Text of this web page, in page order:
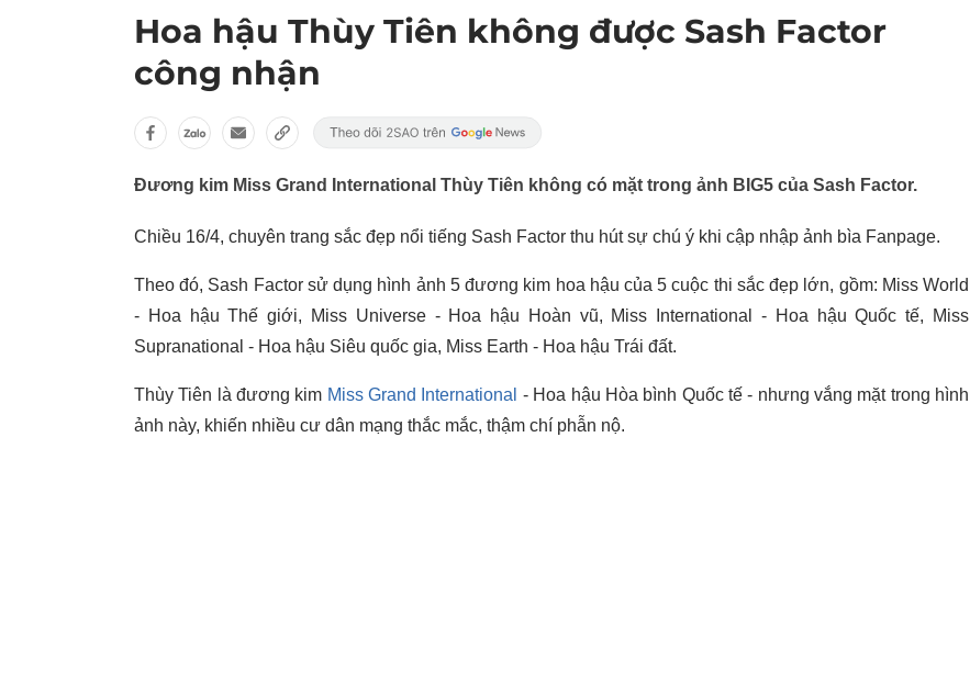
Hoa hậu Thùy Tiên không được Sash Factor
công nhận
Đương kim Miss Grand International Thùy Tiên không có mặt trong ảnh BIG5 của Sash Factor.
Chiều 16/4, chuyên trang sắc đẹp nổi tiếng Sash Factor thu hút sự chú ý khi cập nhập ảnh bìa Fanpage.
Theo đó, Sash Factor sử dụng hình ảnh 5 đương kim hoa hậu của 5 cuộc thi sắc đẹp lớn, gồm: Miss World
- Hoa hậu Thế giới, Miss Universe - Hoa hậu Hoàn vũ, Miss International - Hoa hậu Quốc tế, Miss
Supranational - Hoa hậu Siêu quốc gia, Miss Earth - Hoa hậu Trái đất.
Thùy Tiên là đương kim Miss Grand International - Hoa hậu Hòa bình Quốc tế - nhưng vắng mặt trong hình
ảnh này, khiến nhiều cư dân mạng thắc mắc, thậm chí phẫn nộ.